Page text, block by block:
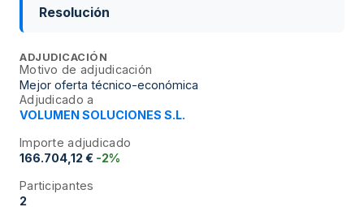
Resolución
ADJUDICACIÓN
Motivo de adjudicación
Mejor oferta técnico-económica
Adjudicado a
VOLUMEN SOLUCIONES S.L.
Importe adjudicado
166.704,12 € -2%
Participantes
2